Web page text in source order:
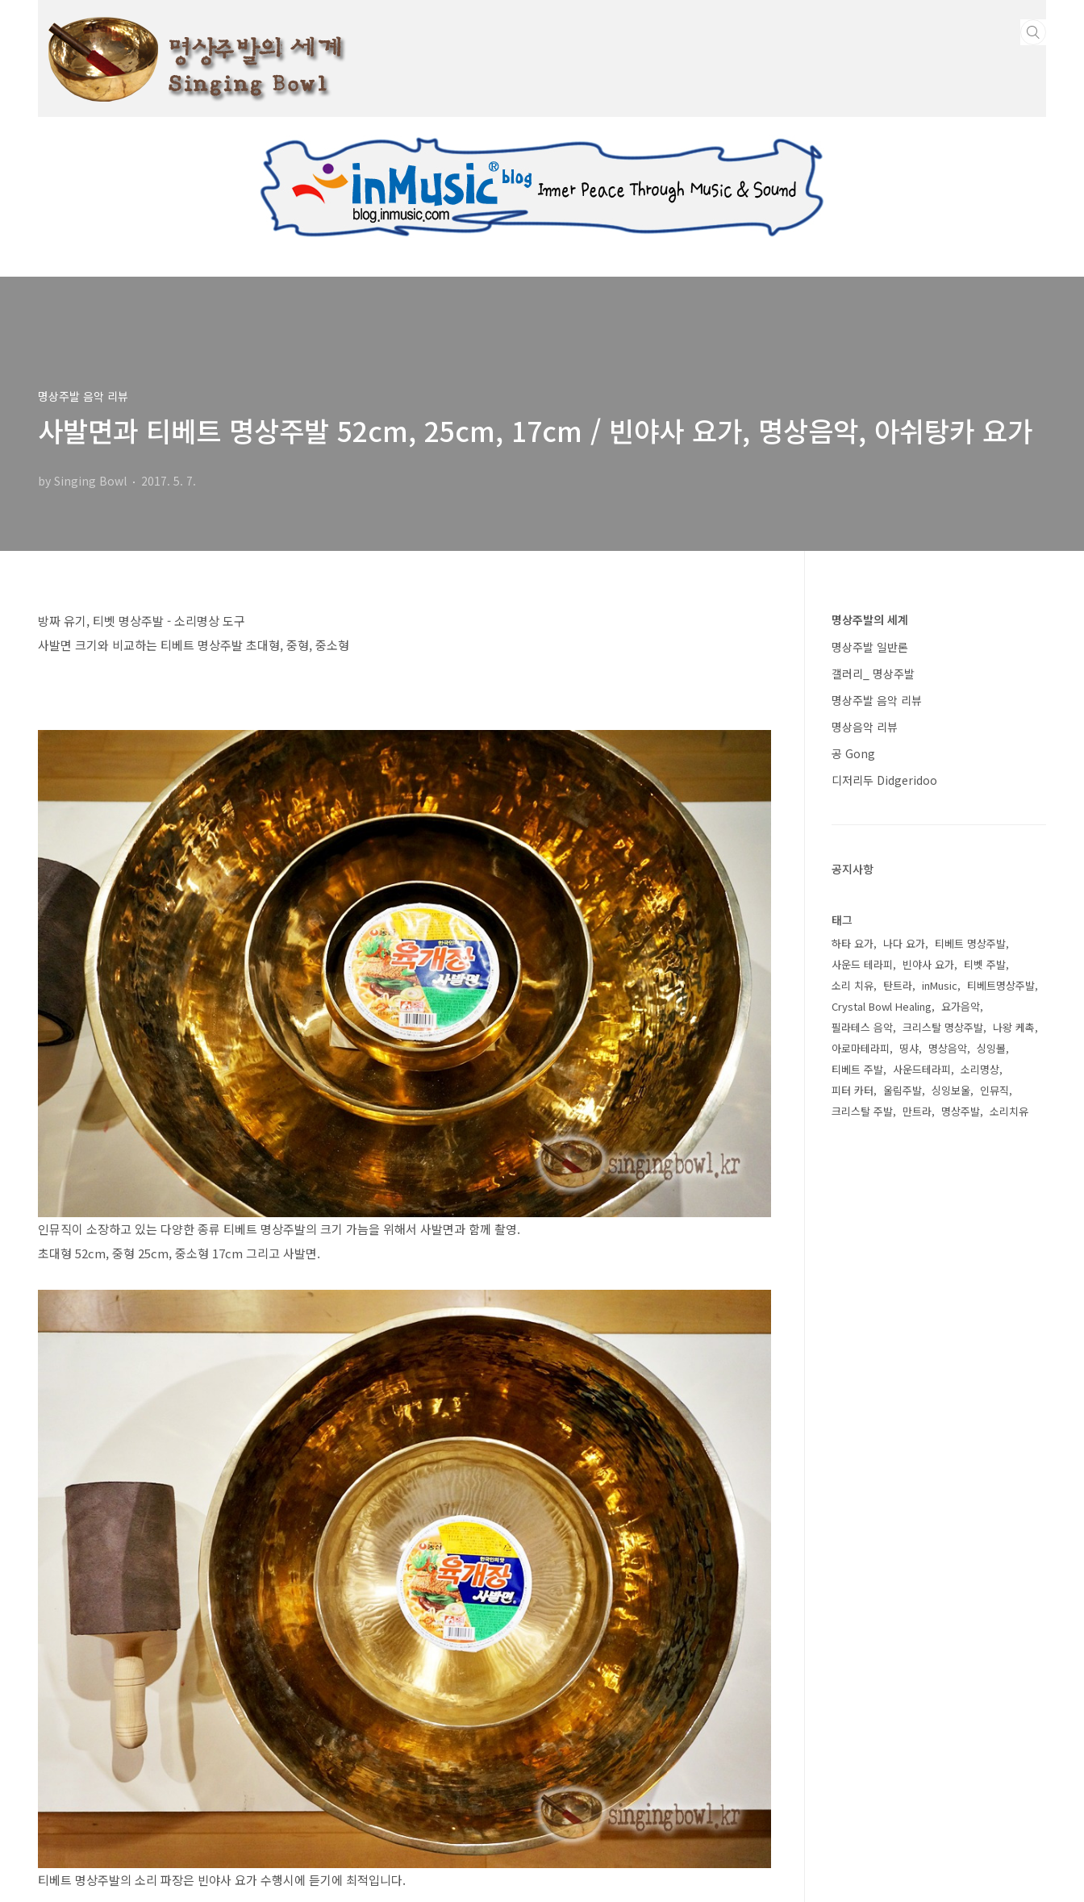
명상주발 음악 리뷰
사발면과 티베트 명상주발 52cm, 25cm, 17cm / 빈야사 요가, 명상음악, 아쉬탕카 요가
by Singing Bowl 2017. 5. 7.
방짜 유기, 티벳 명상주발 - 소리명상 도구
사발면 크기와 비교하는 티베트 명상주발 초대형, 중형, 중소형
인뮤직이 소장하고 있는 다양한 종류 티베트 명상주발의 크기 가늠을 위해서 사발면과 함께 촬영.
초대형 52cm, 중형 25cm, 중소형 17cm 그리고 사발면.
티베트 명상주발의 소리 파장은 빈야사 요가 수행시에 듣기에 최적입니다.
명상주발의 세계
명상주발 일반론
갤러리_ 명상주발
명상주발 음악 리뷰
명상음악 리뷰
공 Gong
디저리두 Didgeridoo
공지사항
태그
하타 요가 나다 요가
티베트 명상주발
사운드 테라피
빈야사 요가
티벳 주발
소리 치유
탄트라 inMusic
티베트명상주발
Crystal Bowl Healing
요가음악
필라테스 음악
크리스탈 명상주발
나왕 케촉
아로마테라피
띵샤 명상음악
싱잉볼
티베트 주발
사운드테라피
소리명상
피터 카터
울림주발 싱잉보울
인뮤직
크리스탈 주발
만트라 명상주발 소리치유